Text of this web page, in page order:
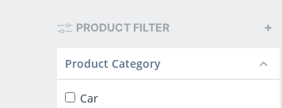
PRODUCT FILTER
Product Category
Car